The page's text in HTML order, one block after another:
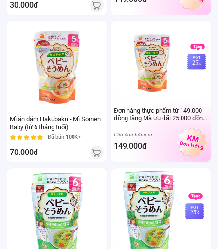
30.000đ
Mì ăn dặm Hakubaku - Mì Somen
Baby (từ 6 tháng tuổi)
Đã bán 100K+
70.000đ
PQT
25k
Đơn hàng thực phẩm từ 149.000
đồng tặng Mã ưu đãi 25.000 đồng
mua sản phẩm Thực phẩm Ivenet
bất kỳ (Trừ sản phẩm sữa thay thể
sữa mẹ cho trẻ dưới 24 tháng tuổi)
Cho đơn hàng từ:
149.000đ
PQT
25k